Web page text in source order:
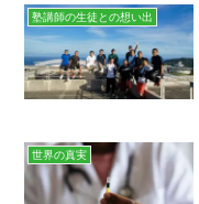
塾講師の生徒との想い出
世界の真実